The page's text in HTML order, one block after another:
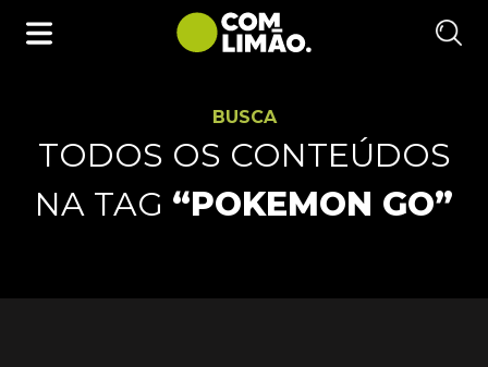
BUSCA
TODOS OS CONTEÚDOS
NA TAG “POKEMON GO”